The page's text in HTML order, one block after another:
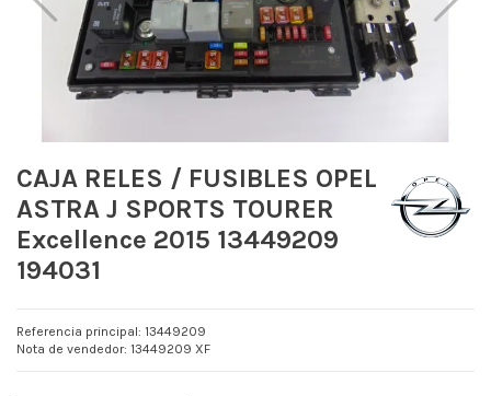
CAJA RELES / FUSIBLES OPEL
ASTRA J SPORTS TOURER
Excellence 2015 13449209
194031
Referencia principal: 13449209
Nota de vendedor: 13449209 XF